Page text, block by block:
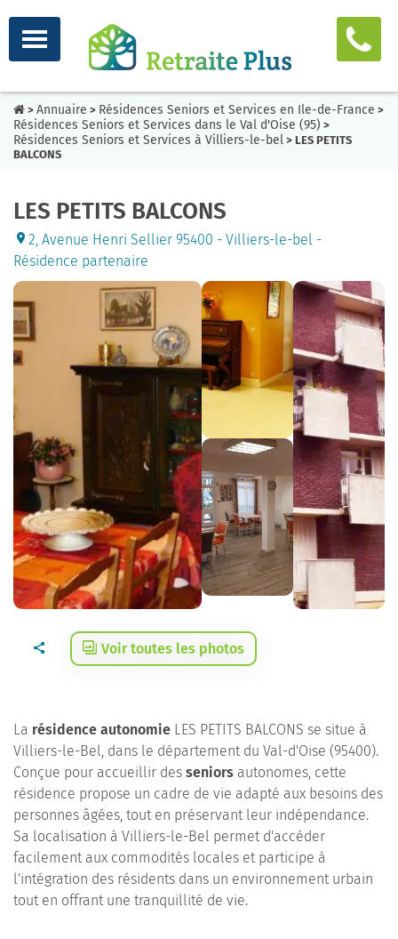
> Annuaire > Résidences Seniors et Services en Ile-de-France >
Résidences Seniors et Services dans le Val d'Oise (95) >
Résidences Seniors et Services à Villiers-le-bel > LES PETITS
BALCONS
LES PETITS BALCONS
2, Avenue Henri Sellier 95400 - Villiers-le-bel -
Résidence partenaire
Voir toutes les photos
La résidence autonomie LES PETITS BALCONS se situe à
Villiers-le-Bel, dans le département du Val-d'Oise (95400).
Conçue pour accueillir des seniors autonomes, cette
résidence propose un cadre de vie adapté aux besoins des
personnes âgées, tout en préservant leur indépendance.
Sa localisation à Villiers-le-Bel permet d'accéder
facilement aux commodités locales et participe à
l'intégration des résidents dans un environnement urbain
tout en offrant une tranquillité de vie.